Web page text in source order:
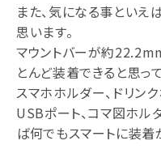
また、気になる事といえ
思います。
マウントバーが約
とんど装着できると思っ
スマホホルダー、ドリン
USBポート、コマ図ホル
ば何でもスマートに装着